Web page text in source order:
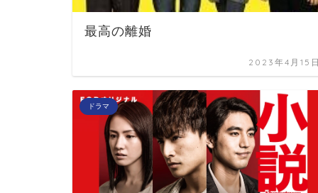
最高の離婚
2023年4月15
ドラマ